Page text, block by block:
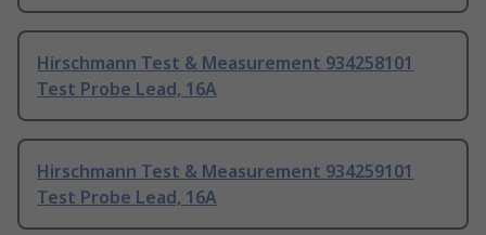
Hirschmann Test & Measurement 934258101
Test Probe Lead, 16A
Hirschmann Test & Measurement 934259101
Test Probe Lead, 16A